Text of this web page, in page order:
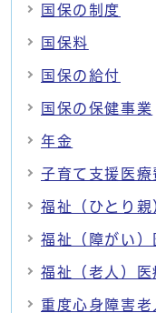
国保の制度
国保料
国保の給付
国保の保健事業
年金
子育て支援医療
福祉（ひとり
福祉（障がい
福祉（老人）
重度心身障害